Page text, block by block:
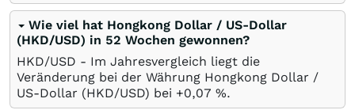
Wie viel hat Hongkong Dollar / US-Dollar
(HKD/USD) in 52 Wochen gewonnen?
HKD/USD - Im Jahresvergleich liegt die
Veränderung bei der Währung Hongkong Dollar /
US-Dollar (HKD/USD) bei +0,07 %.